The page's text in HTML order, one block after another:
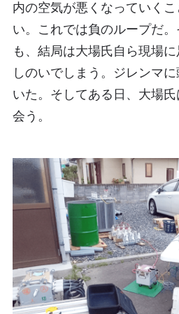
内の空気が悪くなっていく
い。これでは負のループだ
も、結局は大場氏自ら現場
しのいでしまう。ジレンマ
いた。そしてある日、大場
会う。